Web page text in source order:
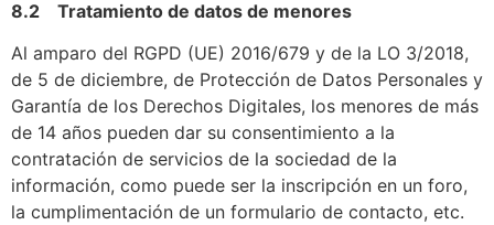
8.2 Tratamiento de datos de menores
Al amparo del RGPD (UE) 2016/679 y de la LO 3/2018,
de 5 de diciembre, de Protección de Datos Personales y
Garantía de los Derechos Digitales, los menores de más
de 14 años pueden dar su consentimiento a la
contratación de servicios de la sociedad de la
información, como puede ser la inscripción en un foro,
la cumplimentación de un formulario de contacto, etc.